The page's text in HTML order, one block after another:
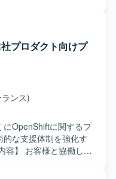
たユーザ管理システム
作成、プログラム修
で一連の工程をご担
ョンスキルを発揮し
て取り組んでいただ
ションの改修を通じ
験を積むことができま
らテストまで一連の工
幅広い経験を得るこ
プロダクト向けプ
ンス)
にOpenShiftに関するプ
的な支援体制を強化す